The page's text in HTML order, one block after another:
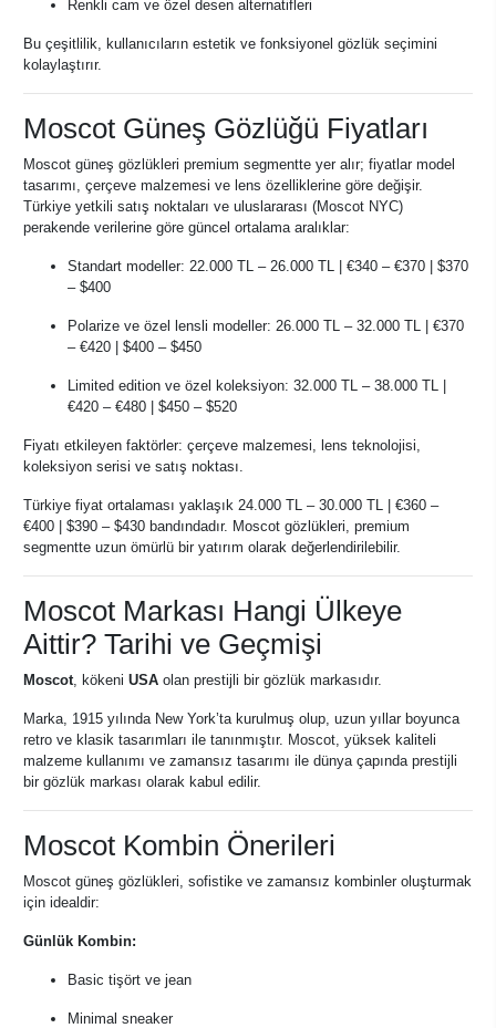
Renkli cam ve özel desen alternatifleri
Bu çeşitlilik, kullanıcıların estetik ve fonksiyonel gözlük seçimini
kolaylaştırır.
Moscot Güneş Gözlüğü Fiyatları
Moscot güneş gözlükleri premium segmentte yer alır; fiyatlar model
tasarımı, çerçeve malzemesi ve lens özelliklerine göre değişir.
Türkiye yetkili satış noktaları ve uluslararası (Moscot NYC)
perakende verilerine göre güncel ortalama aralıklar:
Standart modeller: 22.000 TL – 26.000 TL | €340 – €370 | $370
– $400
Polarize ve özel lensli modeller: 26.000 TL – 32.000 TL | €370
– €420 | $400 – $450
Limited edition ve özel koleksiyon: 32.000 TL – 38.000 TL |
€420 – €480 | $450 – $520
Fiyatı etkileyen faktörler: çerçeve malzemesi, lens teknolojisi,
koleksiyon serisi ve satış noktası.
Türkiye fiyat ortalaması yaklaşık 24.000 TL – 30.000 TL | €360 –
€400 | $390 – $430 bandındadır. Moscot gözlükleri, premium
segmentte uzun ömürlü bir yatırım olarak değerlendirilebilir.
Moscot Markası Hangi Ülkeye
Aittir? Tarihi ve Geçmişi
Moscot , kökeni USA olan prestijli bir gözlük markasıdır.
Marka, 1915 yılında New York’ta kurulmuş olup, uzun yıllar boyunca
retro ve klasik tasarımları ile tanınmıştır. Moscot, yüksek kaliteli
malzeme kullanımı ve zamansız tasarımı ile dünya çapında prestijli
bir gözlük markası olarak kabul edilir.
Moscot Kombin Önerileri
Moscot güneş gözlükleri, sofistike ve zamansız kombinler oluşturmak
için idealdir:
Günlük Kombin:
Basic tişört ve jean
Minimal sneaker